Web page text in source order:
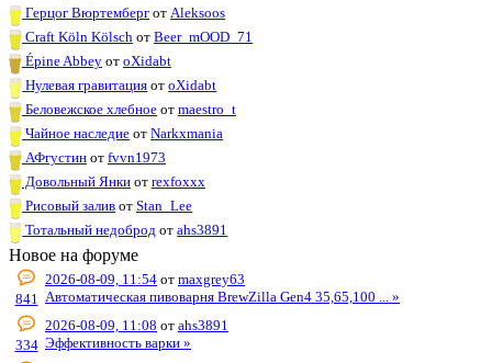
Герцог Вюртемберг от Aleksoos
Craft Köln Kölsch от Beer_mOOD_71
Épine Abbeyот oXidabt
Нулевая гравитация отoXidabt
Беловежское хлебноеот maestro_t
Чайное наследие отNarkxmania
АФгустинот fvvn1973
Довольный Янкиот rexfoxxx
Рисовый залив отStan_Lee
Тотальный недоброд отahs3891
Новое на форуме
841
2026-08-09, 11:54 от maxgrey63
Автоматическая пивоварня BrewZilla Gen4 35,65,100 ... »
334
2026-08-09, 11:08 от ahs3891
Эффективность варки »